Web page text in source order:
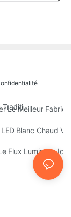
: Coût,
Le Meilleur
Ils Populaires ?
Blanc Chaud Vs
Aire De
Flux Lumineux